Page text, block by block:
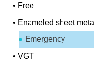
• Free
• Enameled sheet metal
Emergency
•VGT